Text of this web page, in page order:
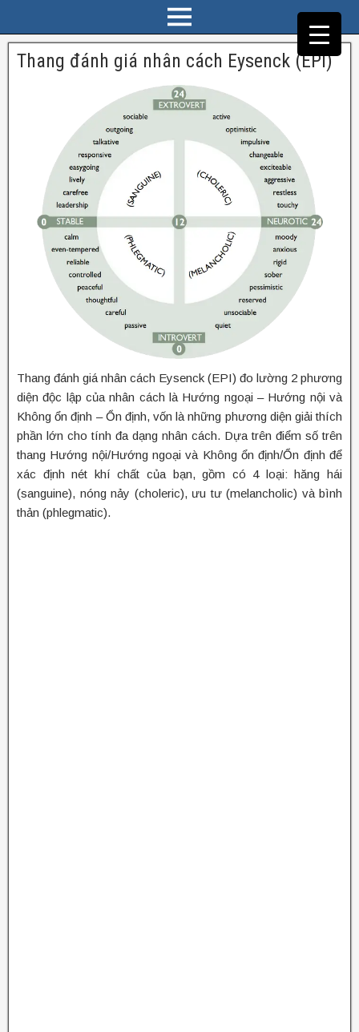
Thang đánh giá nhân cách Eysenck (EPI)
Thang đánh giá nhân cách Eysenck (EPI) đo lường 2 phương
diện độc lập của nhân cách là Hướng ngoại – Hướng nội và
Không ổn định – Ổn định, vốn là những phương diện giải thích
phần lớn cho tính đa dạng nhân cách. Dựa trên điểm số trên
thang Hướng nội/Hướng ngoại và Không ổn định/Ổn định để
xác định nét khí chất của bạn, gồm có 4 loại: hăng hái
(sanguine), nóng nảy (choleric), ưu tư (melancholic) và bình
thản (phlegmatic).